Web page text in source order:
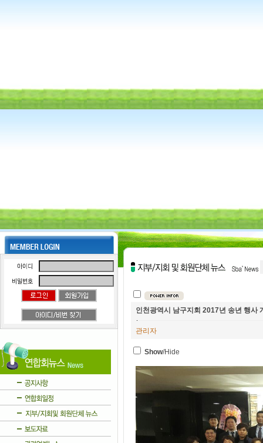
인천광역시 남구지회 2017년 송년 행사
관리자
Show/Hide